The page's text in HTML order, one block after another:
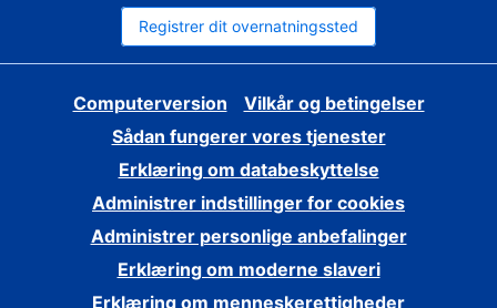
Registrer dit overnatningssted
Computerversion
Vilkår og betingelser
Sådan fungerer vores tjenester
Erklæring om databeskyttelse
Administrer indstillinger for cookies
Administrer personlige anbefalinger
Erklæring om moderne slaveri
Erklæring om menneskerettigheder